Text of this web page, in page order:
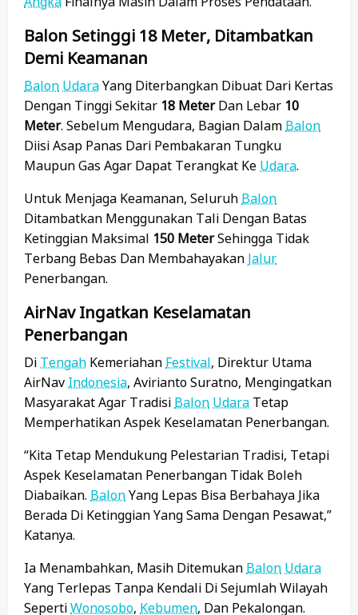
Balon Setinggi 18 Meter, Ditambatkan
Demi Keamanan
Balon UdaraYang Diterbangkan Dibuat Dari Kertas
Dengan Tinggi Sekitar 18 MeterDan Lebar 10
Meter. Sebelum Mengudara, Bagian Dalam Balon
Diisi Asap Panas Dari Pembakaran Tungku
Maupun Gas Agar Dapat Terangkat Ke Udara.
Untuk Menjaga Keamanan, Seluruh Balon
Ditambatkan Menggunakan Tali Dengan Batas
Ketinggian Maksimal 150 MeterSehingga Tidak
Terbang Bebas Dan Membahayakan Jalur
Penerbangan.
AirNav Ingatkan Keselamatan
Penerbangan
Di Tengah Kemeriahan Festival, Direktur Utama
AirNav Indonesia, Avirianto Suratno, Mengingatkan
Masyarakat Agar Tradisi Balon Udara Tetap
Memperhatikan Aspek Keselamatan Penerbangan.
“Kita Tetap Mendukung Pelestarian Tradisi, Tetapi
Aspek Keselamatan Penerbangan Tidak Boleh
Diabaikan. BalonYang Lepas Bisa Berbahaya Jika
Berada Di Ketinggian Yang Sama Dengan Pesawat,”
Katanya.
Ia Menambahkan, Masih Ditemukan Balon Udara
Yang Terlepas Tanpa Kendali Di Sejumlah Wilayah
SepertiWonosobo, Kebumen, Dan Pekalongan.